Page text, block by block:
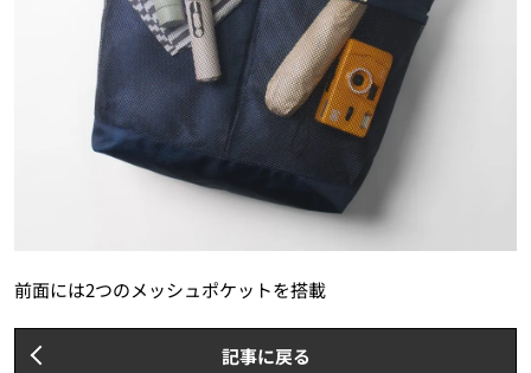
前面には2つのメッシュポケットを搭載
記事に戻る